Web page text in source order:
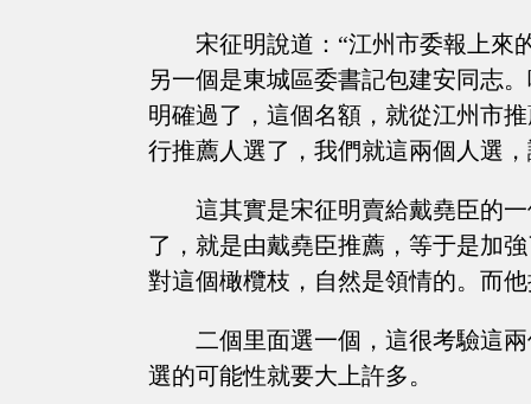
宋征明說道：“江州市委報上來
另一個是東城區委書記包建安同志
明確過了，這個名額，就從江州市
行推薦人選了，我們就這兩個人選
這其實是宋征明賣給戴堯臣的
了，就是由戴堯臣推薦，等于是加
對這個橄欖枝，自然是領情的。而
二個里面選一個，這很考驗這
選的可能性就要大上許多。